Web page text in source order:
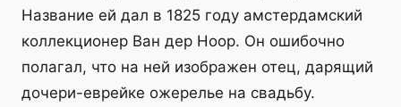
Название ей дал в 1825 году амстердамский
коллекционер Ван дер Ноор. Он ошибочно
полагал, что на ней изображен отец, дарящий
дочери-еврейке ожерелье на свадьбу.